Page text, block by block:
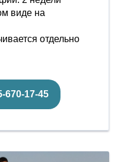
виде на
отдельно
670-17-45